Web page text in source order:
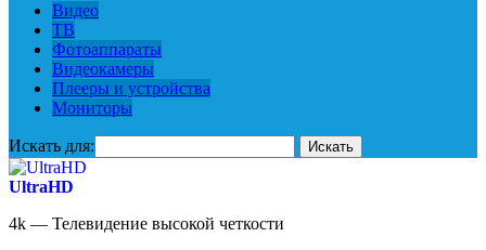
Видео
ТВ
Фотоаппараты
Видеокамеры
Плееры и устройства
Мониторы
Искать для:
UltraHD
4k — Телевидение высокой четкости